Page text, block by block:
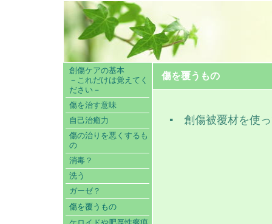
創傷ケアの基本
－これだけは覚えてく
ださい－
傷を治す意味
自己治癒力
傷の治りを悪くするも
の
消毒？
洗う
ガーゼ？
傷を覆うもの
傷を覆うもの
▪ 創傷被覆材を使